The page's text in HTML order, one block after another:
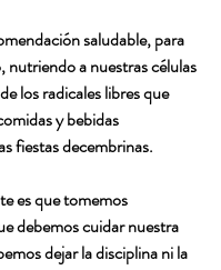
saludable, para
nutriendo a nuestras células
los radicales libres que
y bebidas
fiestas decembrinas.
es que tomemos
debemos cuidar nuestra
dejar la disciplina ni la